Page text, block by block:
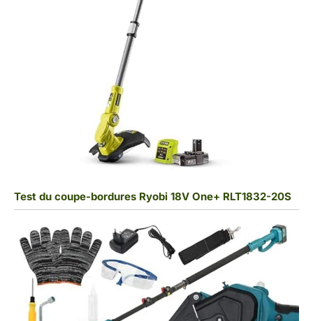
Test du coupe-bordures Ryobi 18V One+ RLT1832-20S